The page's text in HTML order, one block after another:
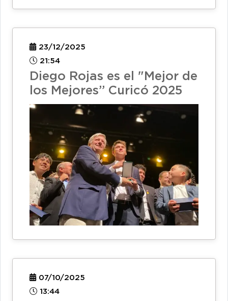
23/12/2025
21:54
Diego Rojas es el "Mejor de
los Mejores” Curicó 2025
07/10/2025
13:44